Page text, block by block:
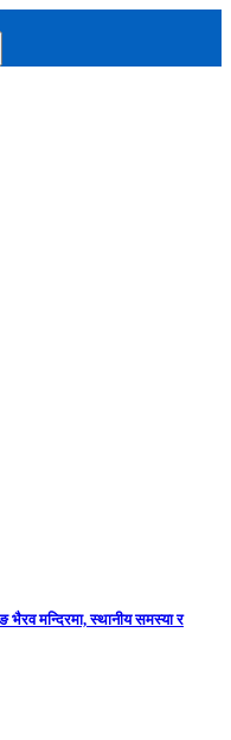
मन्दिरमा, स्थानीय समस्या र